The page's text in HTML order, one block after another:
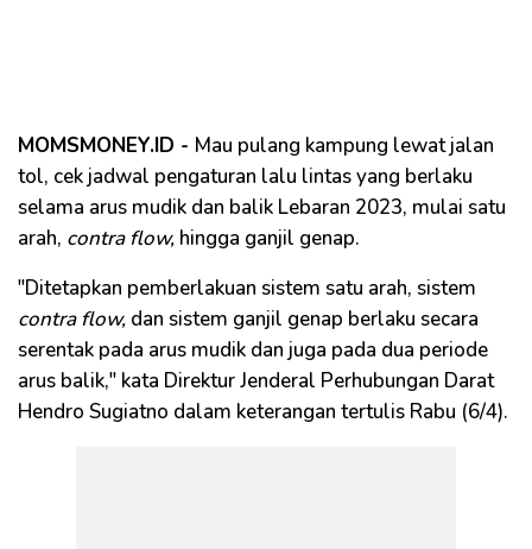
MOMSMONEY.ID - Mau pulang kampung lewat jalan
tol, cek jadwal pengaturan lalu lintas yang berlaku
selama arus mudik dan balik Lebaran 2023, mulai satu
arah, contra flow, hingga ganjil genap.
"Ditetapkan pemberlakuan sistem satu arah, sistem
contra flow, dan sistem ganjil genap berlaku secara
serentak pada arus mudik dan juga pada dua periode
arus balik," kata Direktur Jenderal Perhubungan Darat
Hendro Sugiatno dalam keterangan tertulis Rabu (6/4).